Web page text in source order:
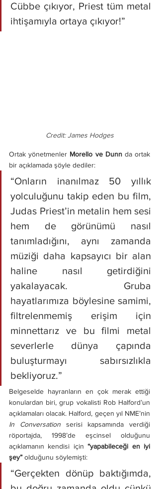
Cübbe çıkıyor, Priest tüm metal
ihtişamıyla ortaya çıkıyor!”
Credit: James Hodges
Ortak yönetmenler Morello ve Dunn da ortak
bir açıklamada şöyle dediler:
“Onların inanılmaz 50 yıllık
yolculuğunu takip eden bu film,
Judas Priest’in metalin hem sesi
hem de görünümü nasıl
tanımladığını, aynı zamanda
müziği daha kapsayıcı bir alan
haline nasıl getirdiğini
yakalayacak. Gruba
hayatlarımıza böylesine samimi,
filtrelenmemiş erişim için
minnettarız ve bu filmi metal
severlerle dünya çapında
buluşturmayı sabırsızlıkla
bekliyoruz.”
Belgeselde hayranların en çok merak ettiği
konulardan biri, grup vokalisti Rob Halford’un
In Conversation serisi kapsamında verdiği
röportajda, 1998’de eşcinsel olduğunu
açıklamanın kendisi için “yapabileceği en iyi
şey” olduğunu söylemişti:
“Gerçekten dönüp baktığımda,